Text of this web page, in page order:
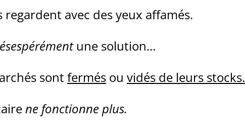
regardent avec des yeux affamés.
une solution...
sont fermés ou vidés de leurs stocks.
ne fonctionne plus.